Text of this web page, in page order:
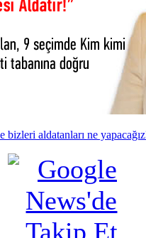
bizleri aldatanları ne